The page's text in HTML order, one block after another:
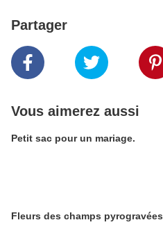
Partager
Vous aimerez aussi
Petit sac pour un mariage.
Fleurs des champs pyrogravées